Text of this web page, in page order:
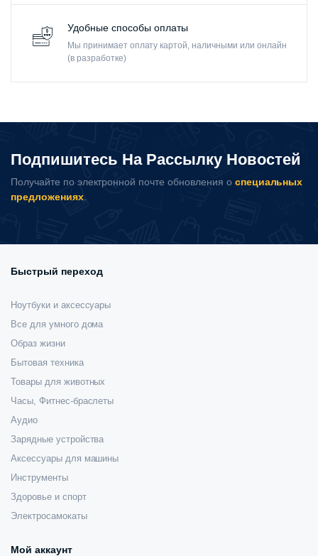
Удобные способы оплаты
Мы принимает оплату картой, наличными или онлайн
(в разработке)
Подпишитесь На Рассылку Новостей
Получайте по электронной почте обновления о специальных
предложениях.
Быстрый переход
Ноутбуки и аксессуары
Все для умного дома
Образ жизни
Бытовая техника
Товары для животных
Часы, Фитнес-браслеты
Аудио
Зарядные устройства
Аксессуары для машины
Инструменты
Здоровье и спорт
Электросамокаты
Мой аккаунт